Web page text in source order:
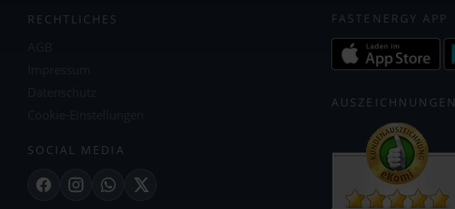
RECHTLICHES
SOCIAL MEDIA
FacebookInstagramWhatsApp
X
FASTENERGY APP
AUSZEICHNUNGEN